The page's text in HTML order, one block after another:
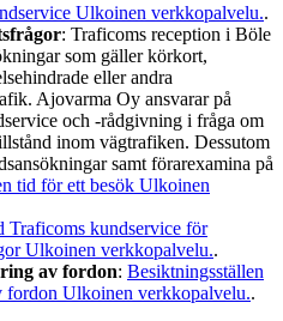
Ulkoinen verkkopalvelu..
: Traficoms reception i Böle
som gäller körkort,
eller andra
Ajovarma Oy ansvarar på
och -rådgivning i fråga om
inom vägtrafiken. Dessutom
samt förarexamina på
tid för ett besök Ulkoinen
kundservice för
Ulkoinen verkkopalvelu..
av fordon: Besiktningsställen
fordon Ulkoinen verkkopalvelu..